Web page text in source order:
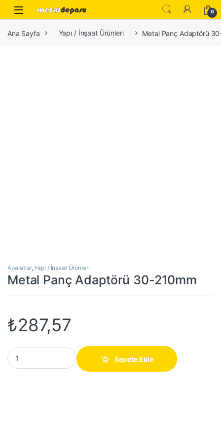
Skip to navigation
Skip to content
0
Ana Sayfa Yapı / İnşaat Ürünleri Metal Panç Adaptörü
Aparatlar,Yapı / İnşaat Ürünleri
Metal Panç Adaptörü 30-210mm
₺287,57
Metal Panç Adaptörü 30-210mm quantity
Sepete Ekle